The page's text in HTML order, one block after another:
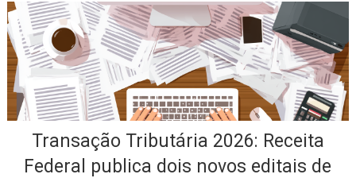
Transação Tributária 2026: Receita
Federal publica dois novos editais de